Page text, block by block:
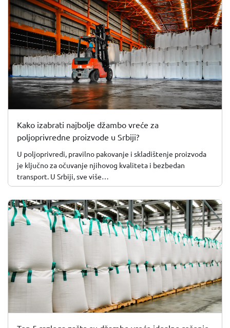
Kako izabrati najbolje džambo vreće za
poljoprivredne proizvode u Srbiji?
U poljoprivredi, pravilno pakovanje i skladištenje proizvoda
je ključno za očuvanje njihovog kvaliteta i bezbedan
transport. U Srbiji, sve više…